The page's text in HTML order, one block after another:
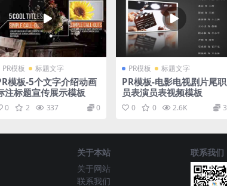
PR模板 标题文字
模板-5个文字介绍动画
注标题宣传展示模板
0 2 337 0
PR模板 标题文字
PR模板-电影电视剧片尾职
员表演员表视频模板
0 0 2.6K 3
关于本站
关于网站
联系我们
联系我们